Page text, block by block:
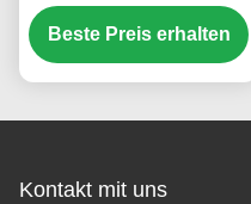
3140*2160 Pixeln und
RGB-LED-
Fernsehmodul
Beste Preis erhalten
Kontakt mit uns